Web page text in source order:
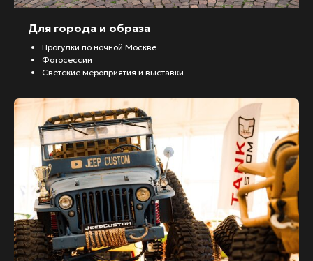
Для города и образа
Прогулки по ночной Москве
Фотосессии
Светские мероприятия и выставки